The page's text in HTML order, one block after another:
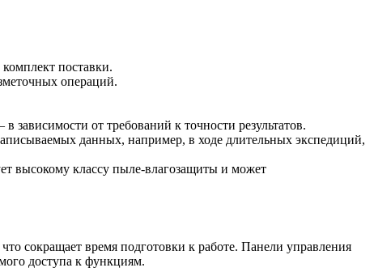
поставки.
операций.
от требований к точности результатов.
данных, например, в ходе длительных экспедиций,
высокому классу пыле-влагозащиты и может
сокращает время подготовки к работе. Панели управления
доступа к функциям.